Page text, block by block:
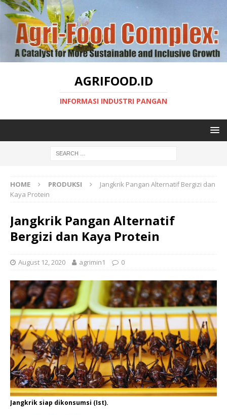
AGRIFOOD.ID
INFORMASI INDUSTRI PANGAN
HOME PRODUKSI
Jangkrik Pangan Alternatif Bergizi dan
Kaya Protein
Jangkrik Pangan Alternatif
Bergizi dan Kaya Protein
August 12, 2020 agrimin1 0
Jangkrik siap dikonsumsi (Ist).